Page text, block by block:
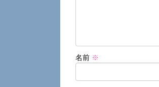
名前 ※